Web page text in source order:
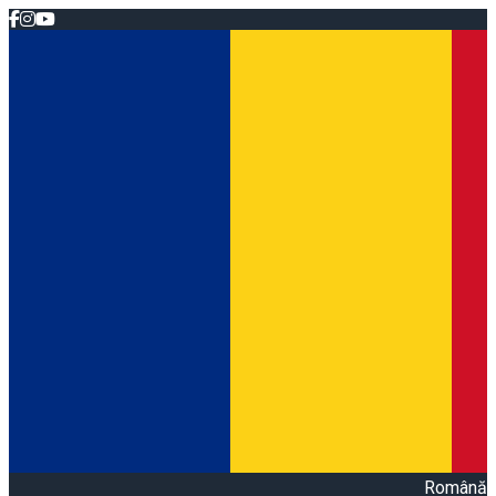
Română